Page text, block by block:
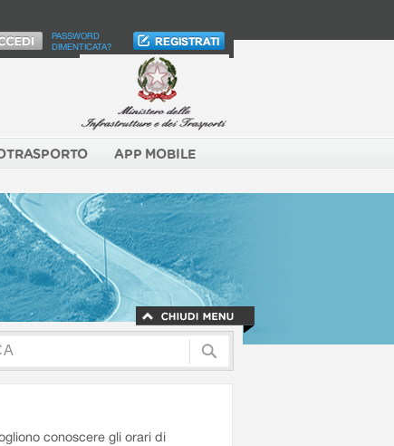
PASSWORD
DIMENTICATA?
APP MOBILE
conoscere gli orari di